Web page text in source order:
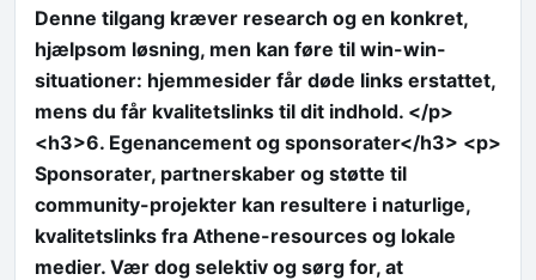
Denne tilgang kræver research og en konkret,
hjælpsom løsning, men kan føre til win-win-
situationer: hjemmesider får døde links erstattet,
mens du får kvalitetslinks til dit indhold. </p>
<h3>6. Egenancement og sponsorater</h3> <p>
Sponsorater, partnerskaber og støtte til
community-projekter kan resultere i naturlige,
kvalitetslinks fra Athene-resources og lokale
medier. Vær dog selektiv og sørg for, at